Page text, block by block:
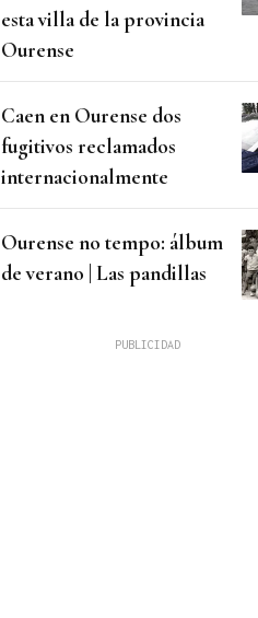
esta villa de la provincia
Ourense
Caen en Ourense dos
fugitivos reclamados
internacionalmente
Ourense no tempo: álbum
de verano | Las pandillas